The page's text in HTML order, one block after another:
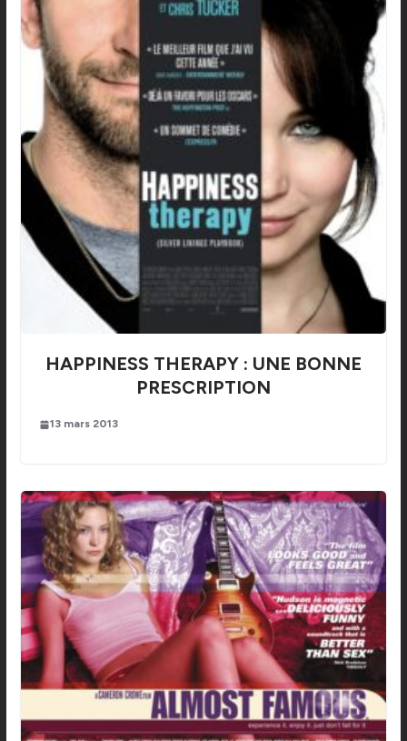
HAPPINESS THERAPY : UNE BONNE
PRESCRIPTION
13 mars 2013